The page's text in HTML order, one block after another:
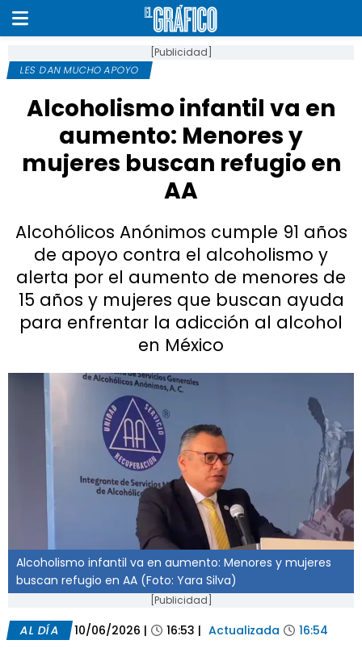
[Publicidad]
LES DAN MUCHO APOYO
Alcoholismo infantil va en
aumento: Menores y
mujeres buscan refugio en
AA
Alcohólicos Anónimos cumple 91 años
de apoyo contra el alcoholismo y
alerta por el aumento de menores de
15 años y mujeres que buscan ayuda
para enfrentar la adicción al alcohol
en México
Alcoholismo infantil va en aumento: Menores y mujeres
buscan refugio en AA (Foto: Yara Silva)
[Publicidad]
AL DÍA 10/06/2026 | 16:53 | Actualizada 16:54